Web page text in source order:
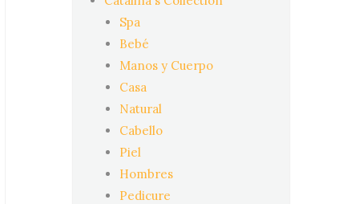
Spa
Bebé
Manos y Cuerpo
Casa
Natural
Cabello
Piel
Hombres
Pedicure